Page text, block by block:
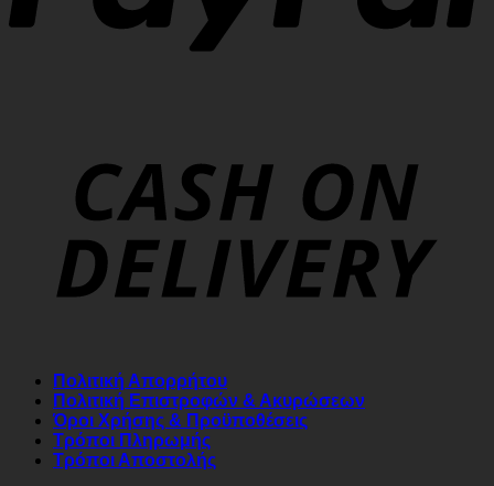
Πολιτική Απορρήτου
Πολιτική Επιστροφών & Ακυρώσεων
Όροι Χρήσης & Προϋποθέσεις
Τρόποι Πληρωμής
Τρόποι Αποστολής